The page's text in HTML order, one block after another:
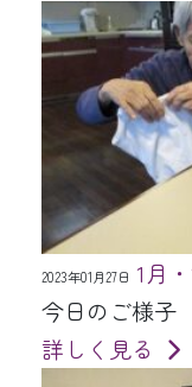
2023年01月27日 1月
今日のご様子
詳しく見る